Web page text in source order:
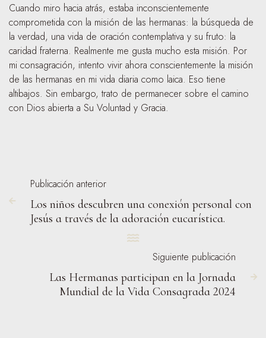
Cuando miro hacia atrás, estaba inconscientemente
comprometida con la misión de las hermanas: la búsqueda de
la verdad, una vida de oración contemplativa y su fruto: la
caridad fraterna. Realmente me gusta mucho esta misión. Por
mi consagración, intento vivir ahora conscientemente la misión
de las hermanas en mi vida diaria como laica. Eso tiene
altibajos. Sin embargo, trato de permanecer sobre el camino
con Dios abierta a Su Voluntad y Gracia.

Publicación anterior
Los niños descubren una conexión personal con
Jesús a través de la adoración eucarística.

Siguiente publicación
Las Hermanas participan en la Jornada
Mundial de la Vida Consagrada 2024
